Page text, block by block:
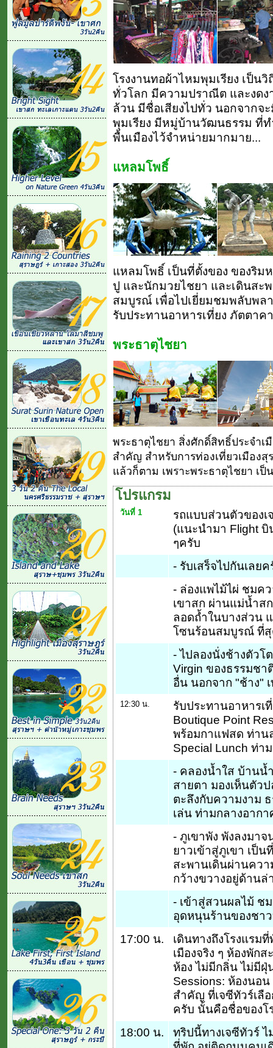
โรงงานทอผ้าไหมพุมเรียง เป็น
ทั่วโลก มีความปราณีต และงดง
ล้วน มีชื่อเสียงไปทั่ว นอกจากจ
พุมเรียง มีหมู่บ้านวัฒนธรรม ที่
พื้นเมืองไว้จำหน่ายมากมาย...
แหลมโพธิ์
แหลมโพธิ์ เป็นที่ตั้งของ ของริม
ปู และนักมวยไชยา และเดินสะ
สมบูรณ์ เพื่อไปเยี่ยมชมพลับพล
รับประทานอาหารเที่ยง ภัตตา
พระธาตุไชยา
พระธาตุไชยา สิ่งศักดิ์สิทธิ์ประจำเ
สำคัญ สำหรับการท่องเที่ยวเมืองสุ
แล้วก็ตาม เพราะพระธาตุไชยา เ
โปรแกรม
วันที่ 1
รถแบบส่วนตัวของ
(แนะนำมา Flight บิ
ๆครับ
- รับเสร็จไปกันเลย
- ล่องแพไม้ไผ่ ชมค
เขาสก ผ่านแม่น้ำส
ลอดถ้ำในบางส่วน
โซนร้อนสมบูรณ์ ที่สุ
- ไปลองนั่งช้างตัวโ
Virgin ของธรรมชา
อื่น นอกจาก "ช้าง"
12:30 น.
รับประทานอาหารเ
Boutique Point
พร้อมกาแฟสด ท่าน
Special Lunch ท่า
- คลองน้ำใส บ้านน้
สายตา มองเห็นตัว
ตะลึงกับความงาม
เล่น ท่ามกลางอาก
- ภูเขาพัง พังลงมา
ยาวเข้าสู่ภูเขา เป็
สะพานเดินผ่านคว
กว้างขวางอยู่ด้านล่
- เข้าสู่สวนผลไม้ ช
อุดหนุนร้านของชา
17:00 น.
เดินทางถึงโรงแรม
เมืองจริง ๆ ห้องพัก
ห้อง ไม่มีกลิ่น ไม่มีฝุ่
Sessions: ห้องนอ
สำคัญ ที่เจซีทัวร์เลื
ครับ นั้นคือชื่อของโ
18:00 น.
ทริปนี้ทางเจซีทัวร์ ไ